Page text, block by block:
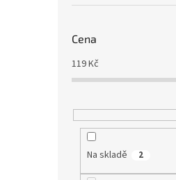
Cena
119Kč
Na skladě 2